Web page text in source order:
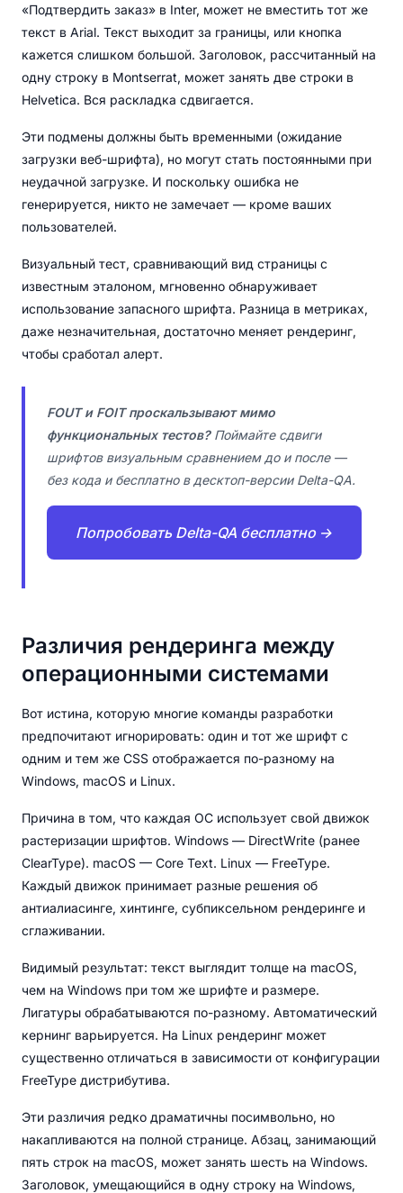
«Подтвердить заказ» в Inter, может не вместить тот же
текст в Arial. Текст выходит за границы, или кнопка
кажется слишком большой. Заголовок, рассчитанный на
одну строку в Montserrat, может занять две строки в
Helvetica. Вся раскладка сдвигается.
Эти подмены должны быть временными (ожидание
загрузки веб-шрифта), но могут стать постоянными при
неудачной загрузке. И поскольку ошибка не
генерируется, никто не замечает — кроме ваших
пользователей.
Визуальный тест, сравнивающий вид страницы с
известным эталоном, мгновенно обнаруживает
использование запасного шрифта. Разница в метриках,
даже незначительная, достаточно меняет рендеринг,
чтобы сработал алерт.
FOUT и FOIT проскальзывают мимо
функциональных тестов?Поймайте сдвиги
шрифтов визуальным сравнением до и после —
без кода и бесплатно в десктоп-версии Delta-QA.
Попробовать Delta-QA бесплатно →
Различия рендеринга между
операционными системами
Вот истина, которую многие команды разработки
предпочитают игнорировать: один и тот же шрифт с
одним и тем же CSS отображается по-разному на
Windows, macOS и Linux.
Причина в том, что каждая ОС использует свой движок
растеризации шрифтов. Windows — DirectWrite (ранее
ClearType). macOS — Core Text. Linux — FreeType.
Каждый движок принимает разные решения об
антиалиасинге, хинтинге, субпиксельном рендеринге и
сглаживании.
Видимый результат: текст выглядит толще на macOS,
чем на Windows при том же шрифте и размере.
Лигатуры обрабатываются по-разному. Автоматический
кернинг варьируется. На Linux рендеринг может
существенно отличаться в зависимости от конфигурации
FreeType дистрибутива.
Эти различия редко драматичны посимвольно, но
накапливаются на полной странице. Абзац, занимающий
пять строк на macOS, может занять шесть на Windows.
Заголовок, умещающийся в одну строку на Windows,